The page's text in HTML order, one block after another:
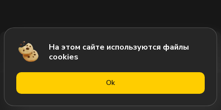
Добавить за 2544₽
На этом сайте используются файлы
cookies
Оk